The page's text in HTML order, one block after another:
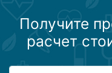
Получите
расчет